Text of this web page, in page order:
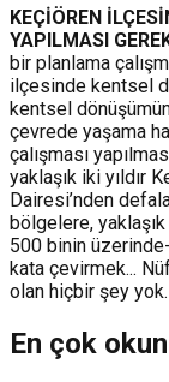
KEÇİÖREN
YAPILMASI
bir planlama
ilçesinde kentsel
kentsel
çevrede yaşama
çalışması
yaklaşık iki yıldır
Dairesi’nden
bölgelere,
500 binin
kata çevirmek...
olan hiçbir şey yok.
En çok